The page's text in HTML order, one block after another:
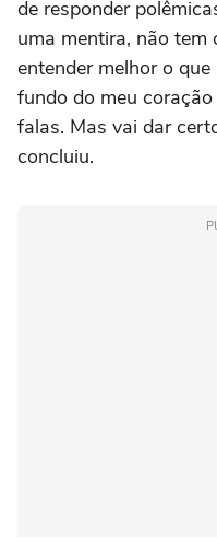
de responder
uma mentira, não tem
entender melhor o
fundo do meu
falas. Mas vai dar
concluiu.